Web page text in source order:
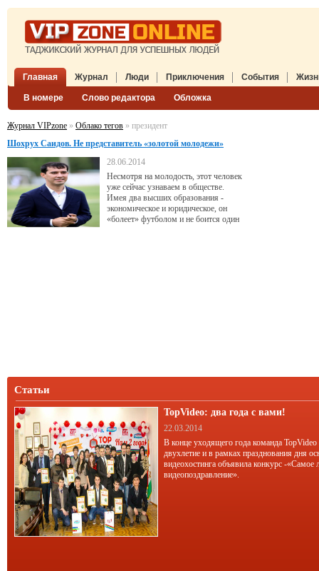
Главная Журнал
В номере Слово редактора Обложка
Люди Приключения События
Журнал VIPzone » Облако тегов » президент
Шохрух Саидов. Не представитель «золотой молодежи»
28.06.2014
Несмотря на молодость, этот человек
уже сейчас узнаваем в обществе.
Имея два высших образования -
экономическое и юридическое, он
«болеет» футболом и не боится один
Статьи
TopVideo: два года с вами!
22.03.2014
В конце уходящего года команда TopVideo
двухлетие и в рамках празднования дня
видеохостинга объявила конкурс -«Самое
видеопоздравление».